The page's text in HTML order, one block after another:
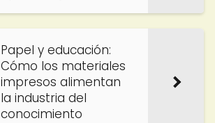
Papel y educación:
Cómo los materiales
impresos alimentan
la industria del
conocimiento